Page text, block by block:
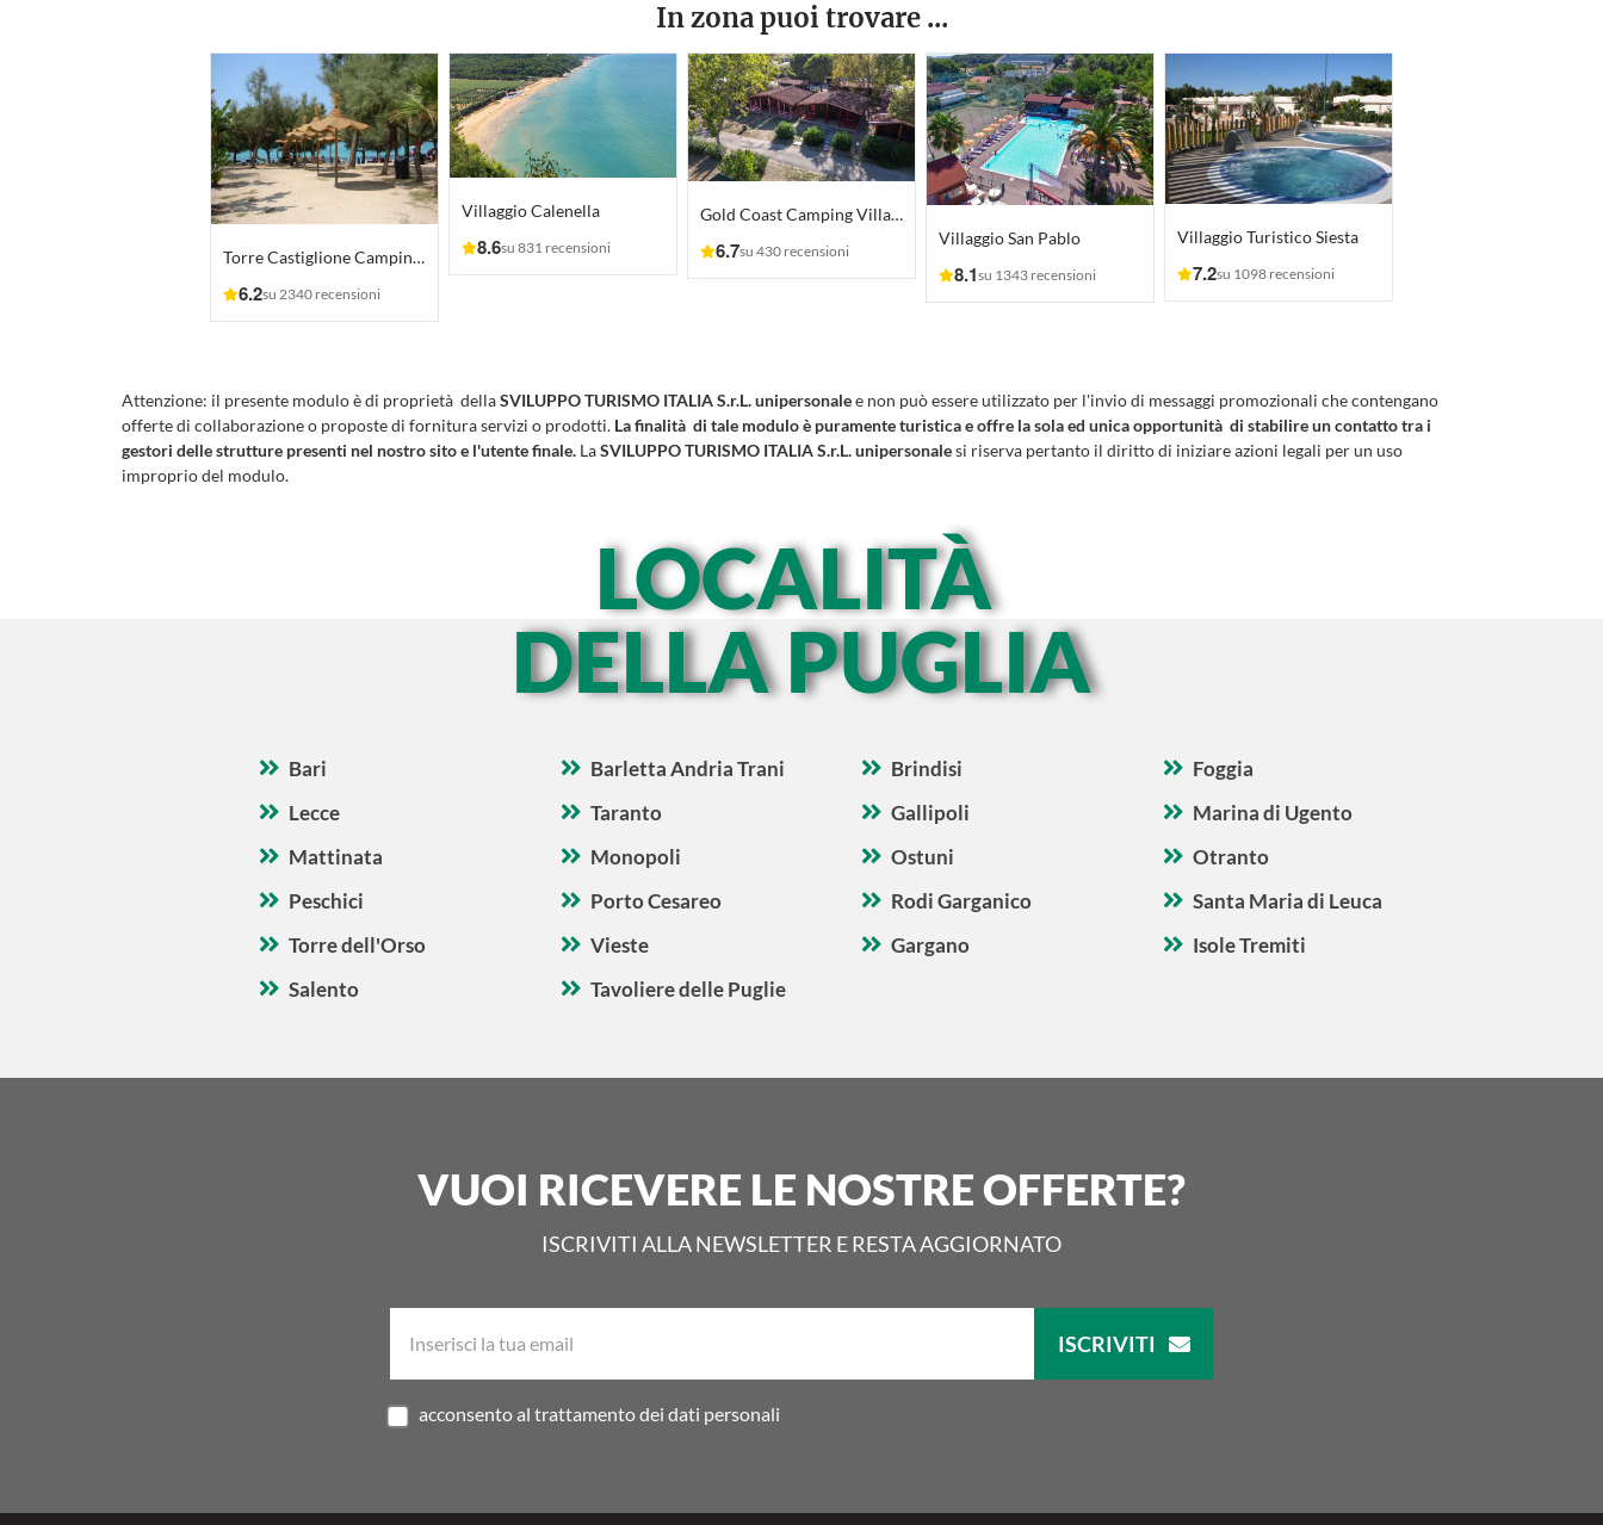
In zona puoi trovare ...
Torre Castiglione Camping Village
6.2su 2340 recensioni
Villaggio Calenella
8.6su 831 recensioni
Gold Coast Camping Village
6.7su 430 recensioni
Villaggio San Pablo
8.1su 1343 recensioni
Villaggio Turistico Siesta
7.2su 1098 recensioni
Attenzione: il presente modulo è di proprietà dellaSVILUPPO TURISMO ITALIA S.r.L. unipersonalee non può essere utilizzato per l'invio di messaggi promozionali che contengano
offerte di collaborazione o proposte di fornitura servizi o prodotti. La finalità di tale modulo è puramente turistica e offre la sola ed unica opportunità di stabilire un contatto tra i
gestori delle strutture presenti nel nostro sito e l'utente finale. LaSVILUPPO TURISMO ITALIA S.r.L. unipersonalesi riserva pertanto il diritto di iniziare azioni legali per un uso
improprio del modulo.
LOCALITÀ
DELLA PUGLIA
Bari Barletta Andria Trani Brindisi
Foggia
Lecce
Taranto Gallipoli
Marina di Ugento
Mattinata
Monopoli Ostuni
Otranto
Peschici
Porto Cesareo Rodi Garganico
Santa Maria di Leuca
Torre dell'Orso
Vieste Gargano
Isole Tremiti
Salento
Tavoliere delle Puglie
VUOI RICEVERE LE NOSTRE OFFERTE?
ISCRIVITI ALLA NEWSLETTER E RESTA AGGIORNATO
ISCRIVITI
acconsento al trattamento dei dati personali